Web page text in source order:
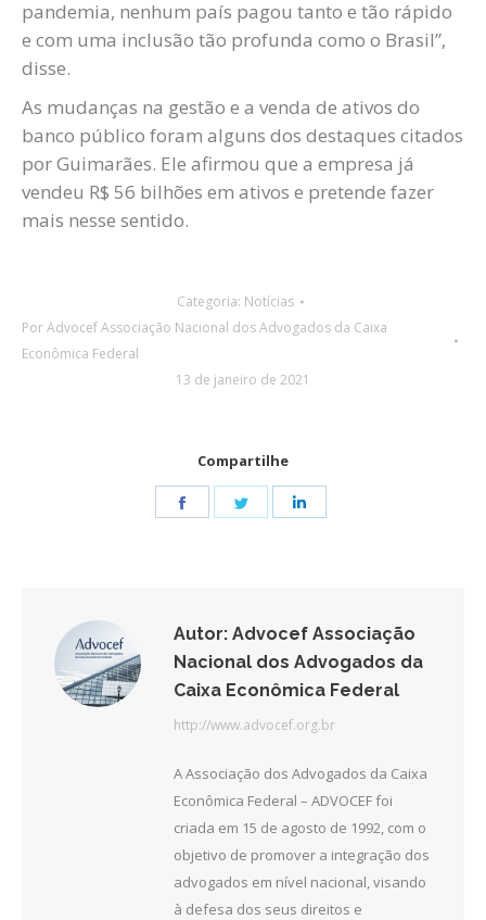
pandemia, nenhum país pagou tanto e tão rápido
e com uma inclusão tão profunda como o Brasil”,
disse.
As mudanças na gestão e a venda de ativos do
banco público foram alguns dos destaques citados
por Guimarães. Ele afirmou que a empresa já
vendeu R$ 56 bilhões em ativos e pretende fazer
mais nesse sentido.
Categoria: Notícias
PorAdvocef Associação Nacional dos Advogados da Caixa
Econômica Federal
13 de janeiro de 2021
Compartilhe
Share
Share
Autor: Advocef Associação
Nacional dos Advogados da
Caixa Econômica Federal
http://www.advocef.org.br
A Associação dos Advogados da Caixa
Econômica Federal – ADVOCEF foi
criada em 15 de agosto de 1992, com o
objetivo de promover a integração dos
advogados em nível nacional, visando
à defesa dos seus direitos e